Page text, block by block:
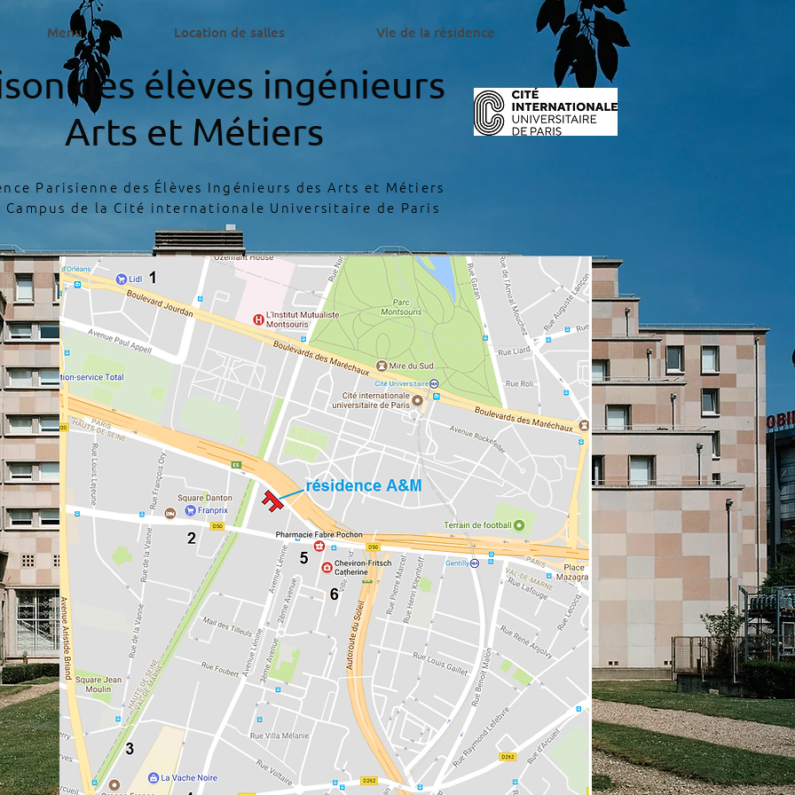
Menu Location de salles Vie de la résidence
des élèves ingénieurs
Arts et Métiers
Parisienne des Élèves Ingénieurs des Arts et Métiers
Campus de la Cité internationale Universitaire de Paris